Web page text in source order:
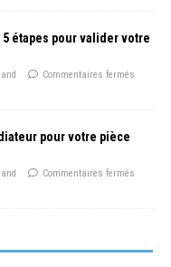
étapes pour valider votre
Commentaires fermés
pour votre pièce
Commentaires fermés